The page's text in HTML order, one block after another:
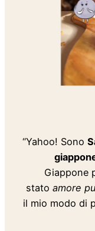
“Yahoo! Sono
Giappone
stato amore
il mio modo di